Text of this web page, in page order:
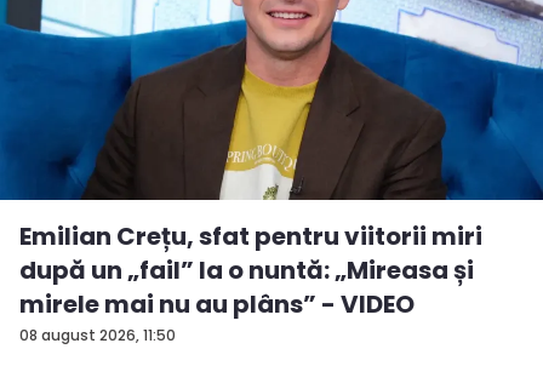
08 august 2026, 11:50
Emilian Crețu, sfat pentru viitorii miri
după un „fail” la o nuntă: „Mireasa și
mirele mai nu au plâns” - VIDEO